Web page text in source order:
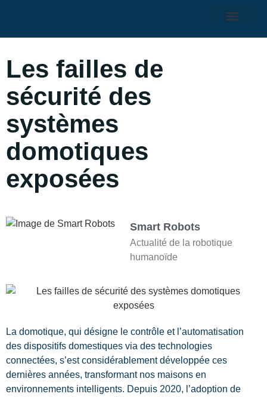
Les failles de
sécurité des
systèmes
domotiques
exposées
Smart Robots
Actualité de la robotique
humanoïde
La domotique, qui désigne le contrôle et l’automatisation
des dispositifs domestiques via des technologies
connectées, s’est considérablement développée ces
dernières années, transformant nos maisons en
environnements intelligents. Depuis 2020, l’adoption de